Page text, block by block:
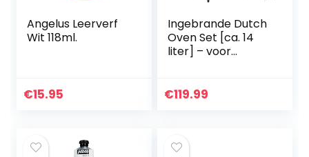
Angelus Leerverf
Wit 118ml.
€15.95
Ingebrande Dutch
Oven Set [ca. 14
liter] – voor
avonturen – BBQ
€119.99